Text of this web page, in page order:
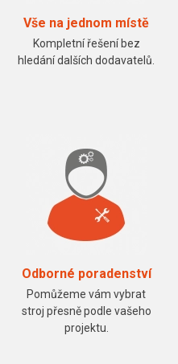
Vše na jednom místě
Kompletní řešení bez
hledání dalších dodavatelů.
Odborné poradenství
Pomůžeme vám vybrat
stroj přesně podle vašeho
projektu.